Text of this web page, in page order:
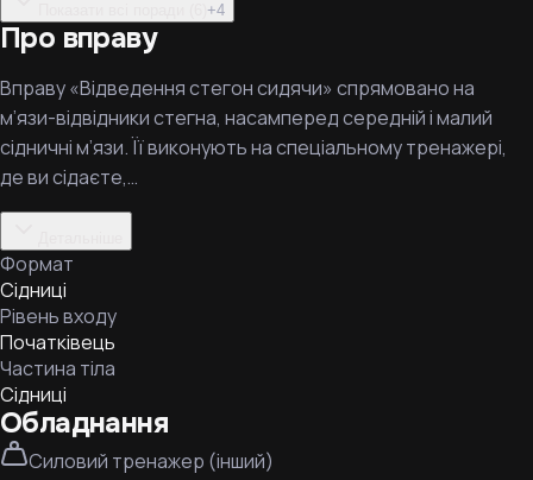
+4
Про вправу
Вправу «Відведення стегон сидячи» спрямовано на
м’язи-відвідники стегна, насамперед середній і малий
сідничні м’язи. Її виконують на спеціальному тренажері,
де ви сідаєте,…
Формат
Сідниці
Рівень входу
Початківець
Частина тіла
Сідниці
Обладнання
Силовий тренажер (інший)